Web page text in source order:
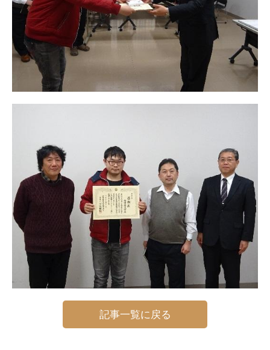
記事一覧に戻る